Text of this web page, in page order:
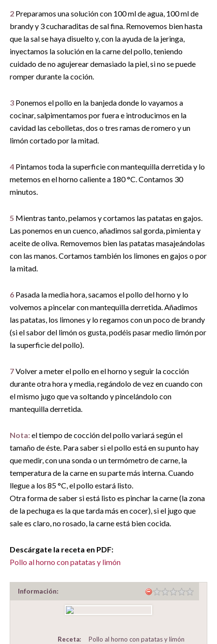
2 Preparamos una solución con 100 ml de agua, 100 ml de
brandy y 3 cucharaditas de sal fina. Removemos bien hasta
que la sal se haya disuelto y, con la ayuda de la jeringa,
inyectamos la solución en la carne del pollo, teniendo
cuidado de no agujerear demasiado la piel, si no se puede
romper durante la coción.
3 Ponemos el pollo en la banjeda donde lo vayamos a
cocinar, salpimentamos por fuera e introducimos en la
cavidad las cebolletas, dos o tres ramas de romero y un
limón cortado por la mitad.
4 Pintamos toda la superficie con mantequilla derretida y lo
metemos en el horno caliente a 180 °C. Contamos 30
minutos.
5 Mientras tanto, pelamos y cortamos las patatas en gajos.
Las ponemos en un cuenco, añadimos sal gorda, pimienta y
aceite de oliva. Removemos bien las patatas masajeándolas
con las manos. Cortamos también los limones en gajos o por
la mitad.
6 Pasada la media hora, sacamos el pollo del horno y lo
volvemos a pincelar con mantequilla derretida. Añadimos
las patatas, los limones y lo regamos con un poco de brandy
(si el sabor del limón os gusta, podéis pasar medio limón por
la superficie del pollo).
7Volver a meter el pollo en el horno y seguir la cocción
durante otra hora y media, regándolo de vez en cuando con
el mismo jugo que va soltando y pincelándolo con
mantequilla derretida.
Nota:el tiempo de cocción del pollo variará según el
tamaño de éste. Para saber si el pollo está en su punto hay
que medir, con una sonda o un termómetro de carne, la
temperatura de la carne en su parte más interna. Cuando
llegue a los 85 °C, el pollo estará listo.
Otra forma de saber si está listo es pinchar la carne (la zona
de la pechuga es la que tarda más en cocer), si el jugo que
sale es claro, no rosado, la carne está bien cocida.
Descárgate la receta en PDF:
Pollo al horno con patatas y limón
Información:
Receta: Pollo al horno con patatas y limón